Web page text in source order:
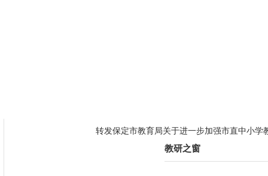
转发保定市教育局关于进一步加强市直中小学
转发关于开展有偿补课整治省级督查的通知
教研之窗